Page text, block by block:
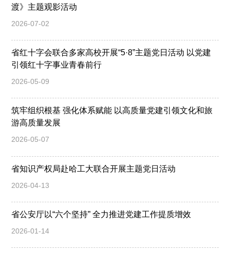
渡》主题观影活动
2026-07-02
省红十字会联合多家高校开展“5·8”主题党日活动 以党建
引领红十字事业青春前行
2026-05-09
筑牢组织根基 强化体系赋能 以高质量党建引领文化和旅
游高质量发展
2026-05-07
省知识产权局赴哈工大联合开展主题党日活动
2026-04-13
省公安厅以“六个坚持” 全力推进党建工作提质增效
2026-01-14